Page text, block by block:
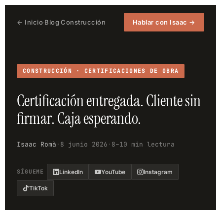
← Inicio·Blog·Construcción Hablar con Isaac →
CONSTRUCCIÓN · CERTIFICACIONES DE OBRA
Certificación entregada. Cliente sin
firmar. Caja esperando.
Isaac Romà · 8 junio 2026 · 8–10 min lectura
SÍGUEME LinkedIn YouTube Instagram
TikTok